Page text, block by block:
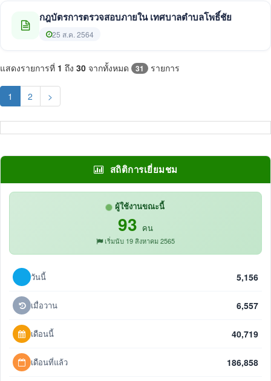
กฎบัตรการตรวจสอบภายใน เทศบาลตำบลโพธิ์ชัย
25 ส.ค. 2564
แสดงรายการที่ 1 ถึง 30 จากทั้งหมด 31 รายการ
1 (current)
2 >
สถิติการเยี่ยมชม
ผู้ใช้งานขณะนี้
93 คน
เริ่มนับ 19 สิงหาคม 2565
วันนี้ 5,156
เมื่อวาน 6,557
เดือนนี้ 40,719
เดือนที่แล้ว 186,858